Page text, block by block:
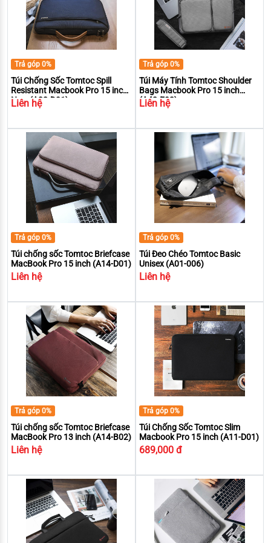
Trả góp 0%
Túi Chống Sốc Tomtoc Spill
Resistant Macbook Pro 15 inch
New (A22-D01)
Liên hệ
Trả góp 0%
Túi Máy Tính Tomtoc Shoulder
Bags Macbook Pro 15 inch
(A42-E02)
Liên hệ
Trả góp 0%
Túi chống sốc Tomtoc Briefcase
MacBook Pro 15 inch (A14-D01)
Liên hệ
Trả góp 0%
Túi Đeo Chéo Tomtoc Basic
Unisex (A01-006)
Liên hệ
Trả góp 0%
Túi chống sốc Tomtoc Briefcase
MacBook Pro 13 inch (A14-B02)
Liên hệ
Trả góp 0%
Túi Chống Sốc Tomtoc Slim
Macbook Pro 15 inch (A11-D01)
689,000 đ